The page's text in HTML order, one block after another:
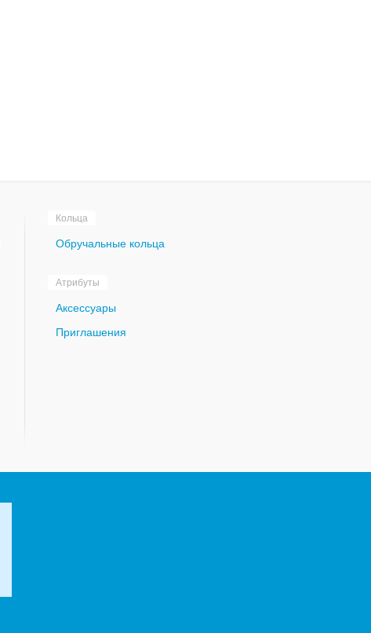
Кольца
Обручальные кольца
Атрибуты
Аксессуары
Приглашения